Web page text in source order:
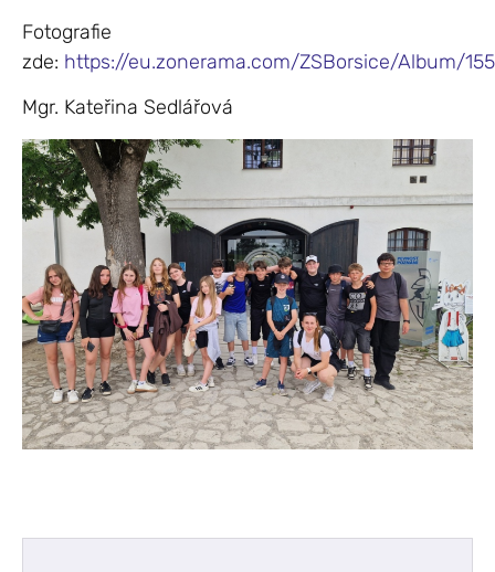
Fotografie
zde: https://eu.zonerama.com/ZSBorsice/Album/
Mgr. Kateřina Sedlářová